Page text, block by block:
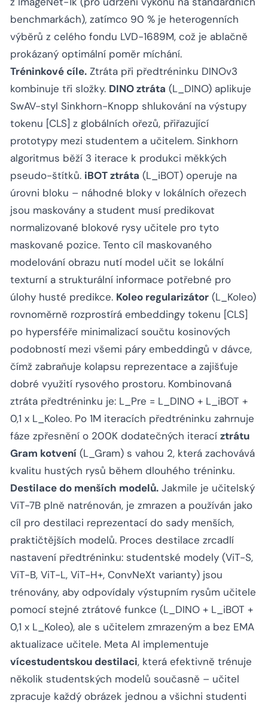
benchmarkách), zatímco 90 % je heterogenních
výběrů z celého fondu LVD-1689M, což je ablačně
prokázaný optimální poměr míchání.
Tréninkové cíle. Ztráta při předtréninku DINOv3
kombinuje tři složky. DINO ztráta (L_DINO) aplikuje
SwAV-styl Sinkhorn-Knopp shlukování na výstupy
tokenu [CLS] z globálních ořezů, přiřazující
prototypy mezi studentem a učitelem. Sinkhorn
algoritmus běží 3 iterace k produkci měkkých
pseudo-štítků. iBOT ztráta (L_iBOT) operuje na
úrovni bloku – náhodné bloky v lokálních ořezech
jsou maskovány a student musí predikovat
normalizované blokové rysy učitele pro tyto
maskované pozice. Tento cíl maskovaného
modelování obrazu nutí model učit se lokální
texturní a strukturální informace potřebné pro
úlohy husté predikce. Koleo regularizátor (L_Koleo)
rovnoměrně rozprostírá embeddingy tokenu [CLS]
po hypersféře minimalizací součtu kosinových
podobností mezi všemi páry embeddingů v dávce,
čímž zabraňuje kolapsu reprezentace a zajišťuje
dobré využití rysového prostoru. Kombinovaná
ztráta předtréninku je: L_Pre = L_DINO + L_iBOT +
0,1 x L_Koleo. Po 1M iteracích předtréninku zahrnuje
fáze zpřesnění o 200K dodatečných iterací ztrátu
Gram kotvení (L_Gram) s vahou 2, která zachovává
kvalitu hustých rysů během dlouhého tréninku.
Destilace do menších modelů. Jakmile je učitelský
ViT-7B plně natrénován, je zmrazen a používán jako
cíl pro destilaci reprezentací do sady menších,
praktičtějších modelů. Proces destilace zrcadlí
nastavení předtréninku: studentské modely (ViT-S,
ViT-B, ViT-L, ViT-H+, ConvNeXt varianty) jsou
trénovány, aby odpovídaly výstupním rysům učitele
pomocí stejné ztrátové funkce (L_DINO + L_iBOT +
0,1 x L_Koleo), ale s učitelem zmrazeným a bez EMA
aktualizace učitele. Meta AI implementuje
vícestudentskou destilaci, která efektivně trénuje
několik studentských modelů současně – učitel
zpracuje každý obrázek jednou a všichni studenti